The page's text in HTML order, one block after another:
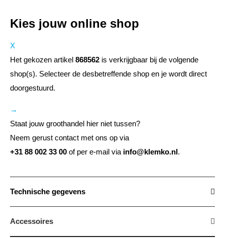
Kies jouw online shop
X
Het gekozen artikel 868562 is verkrijgbaar bij de volgende
shop(s). Selecteer de desbetreffende shop en je wordt direct
doorgestuurd.
→
Staat jouw groothandel hier niet tussen?
Neem gerust contact met ons op via
+31 88 002 33 00 of per e-mail via info@klemko.nl.
Technische gegevens
Accessoires